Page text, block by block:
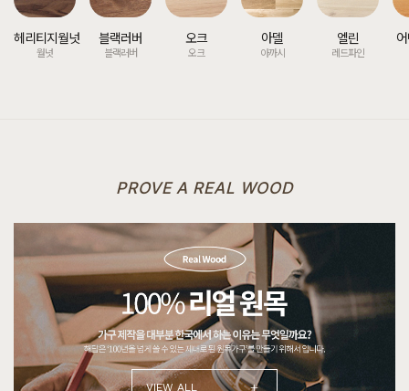
헤리티지월넛
월넛
블랙러버
블랙러버
오크
오크
아델
아까시
엘린
레드파인
PROVE A REAL WOOD
VIEW ALL +